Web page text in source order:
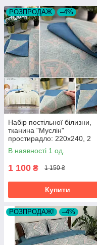
РОЗПРОДАЖ –4%
Набір постільної білизни,
тканина "Муслін"
простирадло: 220х240, 2
наволочки 50х70, підковдра
200х230
В наявності 1 од.
1 100 ₴ 1 150 ₴
Купити
РОЗПРОДАЖ! –4%